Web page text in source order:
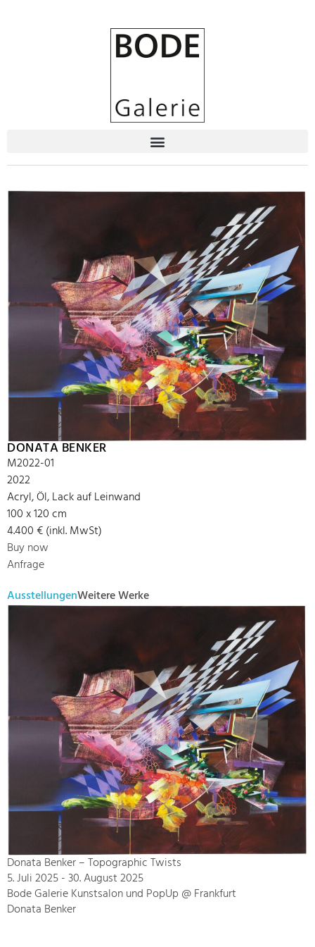
DONATA BENKER
M2022-01
2022
Acryl, Öl, Lack auf Leinwand
100 x 120 cm
4.400 € (inkl. MwSt)
Buy now
Anfrage
AusstellungenWeitere Werke
Donata Benker – Topographic Twists
5. Juli 2025 - 30. August 2025
Bode Galerie Kunstsalon und PopUp @ Frankfurt
Donata Benker